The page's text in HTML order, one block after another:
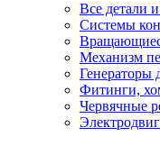
Все детали
Системы
Механизм
Генераторы
Фитинги,
Червячные